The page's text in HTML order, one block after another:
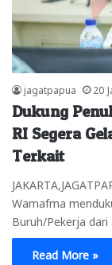
jagatpapua 20
Dukung
RI Segera
Terkait
Wamafma
Buruh/Pekerja dari
Read More »